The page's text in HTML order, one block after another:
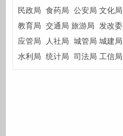
民政局 食药局 公安局 文化局
教育局 交通局 旅游局 发改委
应管局
人社局 城管局 城建局
水利局 统计局 司法局 工信局